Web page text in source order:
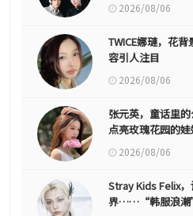
2026/08/06
TWICE娜璉，花
容引人注目
2026/08/06
张元英，童话里
点亮玫瑰花园的
2026/08/06
Stray Kids Felix
界……“韩服浪